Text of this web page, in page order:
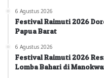
6 Agustus 2026
Festival Raimuti 2026
Papua Barat
6 Agustus 2026
Festival Raimuti 2026
Lomba Bahari di